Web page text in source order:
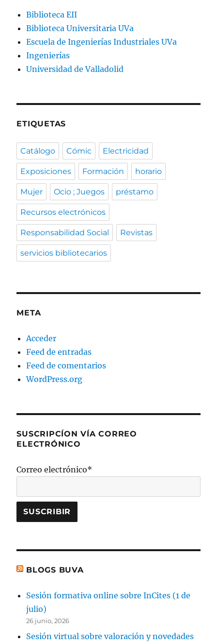
Biblioteca EII
Biblioteca Universitaria UVa
Escuela de Ingenierías Industriales UVa
Ingenierías
Universidad de Valladolid
ETIQUETAS
Catálogo Cómic Electricidad
Exposiciones Formación horario
Mujer Ocio ; Juegos préstamo
Recursos electrónicos
Responsabilidad Social Revistas
servicios bibliotecarios
META
Acceder
Feed de entradas
Feed de comentarios
WordPress.org
SUSCRIPCÍON VÍA CORREO
ELECTRÓNICO
Correo electrónico*
BLOGS BUVA
Sesión formativa online sobre InCites (1 de
julio)
26 junio, 2026
Sesión virtual sobre valoración y novedades